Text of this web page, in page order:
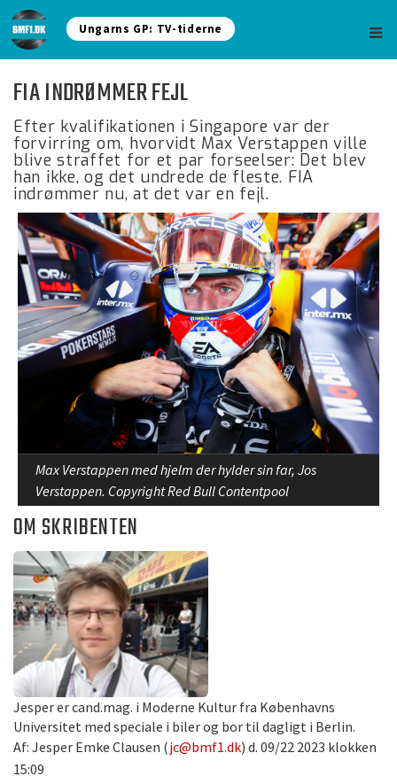
Ungarns GP: TV-tiderne
FIA INDRØMMER FEJL
Efter kvalifikationen i Singapore var der
forvirring om, hvorvidt Max Verstappen ville
blive straffet for et par forseelser: Det blev
han ikke, og det undrede de fleste. FIA
indrømmer nu, at det var en fejl.
Max Verstappen med hjelm der hylder sin far, Jos
Verstappen. Copyright Red Bull Contentpool
OM SKRIBENTEN
Jesper er cand.mag. i Moderne Kultur fra Københavns
Universitet med speciale i biler og bor til dagligt i Berlin.
Af: Jesper Emke Clausen (jc@bmf1.dk) d. 09/22 2023 klokken
15:09